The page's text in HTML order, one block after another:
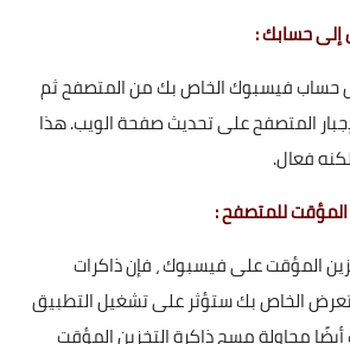
حساب فيسبوك الخاص بك من المتصفح ثم
المتصفح على تحديث صفحة الويب. هذا
فعال.
المؤقت على فيسبوك ، فإن ذاكرات
الخاص بك ستؤثر على تشغيل التطبيق
محاولة مسح ذاكرة التخزين المؤقت